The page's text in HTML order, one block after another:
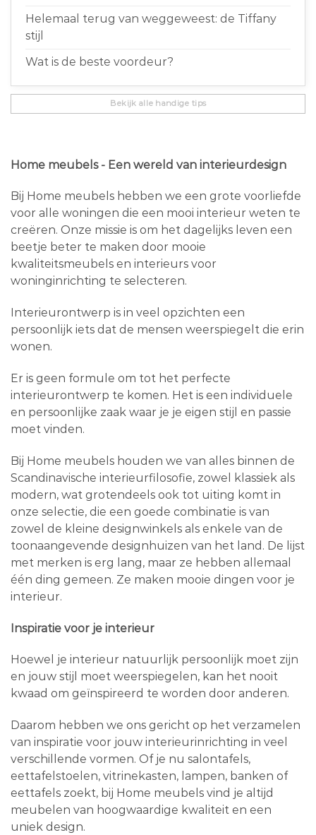
Helemaal terug van weggeweest: de Tiffany
stijl
Wat is de beste voordeur?
Bekijk alle handige tips
Home meubels - Een wereld van interieurdesign
Bij Home meubels hebben we een grote voorliefde
voor alle woningen die een mooi interieur weten te
creëren. Onze missie is om het dagelijks leven een
beetje beter te maken door mooie
kwaliteitsmeubels en interieurs voor
woninginrichting te selecteren.
Interieurontwerp is in veel opzichten een
persoonlijk iets dat de mensen weerspiegelt die erin
wonen.
Er is geen formule om tot het perfecte
interieurontwerp te komen. Het is een individuele
en persoonlijke zaak waar je je eigen stijl en passie
moet vinden.
Bij Home meubels houden we van alles binnen de
Scandinavische interieurfilosofie, zowel klassiek als
modern, wat grotendeels ook tot uiting komt in
onze selectie, die een goede combinatie is van
zowel de kleine designwinkels als enkele van de
toonaangevende designhuizen van het land. De lijst
met merken is erg lang, maar ze hebben allemaal
één ding gemeen. Ze maken mooie dingen voor je
interieur.
Inspiratie voor je interieur
Hoewel je interieur natuurlijk persoonlijk moet zijn
en jouw stijl moet weerspiegelen, kan het nooit
kwaad om geïnspireerd te worden door anderen.
Daarom hebben we ons gericht op het verzamelen
van inspiratie voor jouw interieurinrichting in veel
verschillende vormen. Of je nu salontafels,
eettafelstoelen, vitrinekasten, lampen, banken of
eettafels zoekt, bij Home meubels vind je altijd
meubelen van hoogwaardige kwaliteit en een
uniek design.